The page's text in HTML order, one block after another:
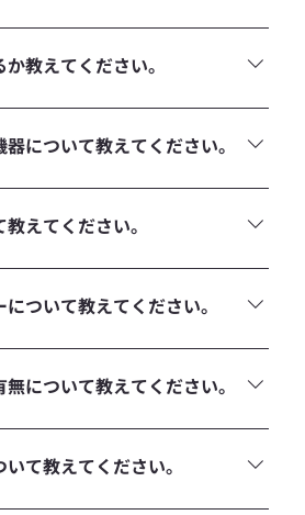
行います。
教えてください。
、コンロがございます。
について教えてください。
プを常設しており、 Bluetooth、
が可能です。
えてください。
ければ可能です。
ついて教えてください。
の請求となります。 キープのキ
除いた5日前より発生いたします。
について教えてください。
図面はお問合せでお送りいたしま
て教えてください。